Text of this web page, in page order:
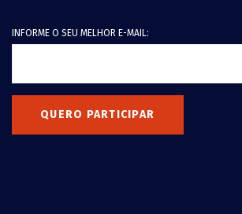
INFORME O SEU MELHOR E-MAIL:
QUERO PARTICIPAR